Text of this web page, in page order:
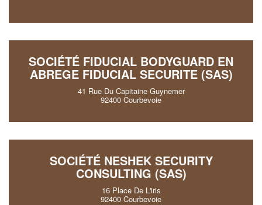
SOCIÉTÉ FIDUCIAL BODYGUARD EN
ABREGE FIDUCIAL SECURITE (SAS)
41 Rue Du Capitaine Guynemer
92400 Courbevoie
SOCIÉTÉ NESHEK SECURITY
CONSULTING (SAS)
16 Place De L'iris
92400 Courbevoie